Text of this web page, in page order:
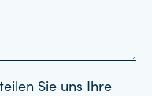
Sie uns Ihre